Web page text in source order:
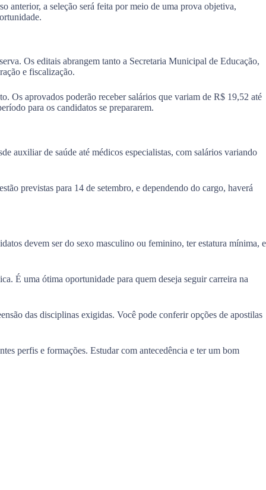
anterior, a seleção será feita por meio de uma prova objetiva,
Os editais abrangem tanto a Secretaria Municipal de Educação,
e fiscalização.
Os aprovados poderão receber salários que variam de R$ 19,52 até
para os candidatos se prepararem.
auxiliar de saúde até médicos especialistas, com salários variando
previstas para 14 de setembro, e dependendo do cargo, haverá
devem ser do sexo masculino ou feminino, ter estatura mínima, e
É uma ótima oportunidade para quem deseja seguir carreira na
das disciplinas exigidas. Você pode conferir opções de apostilas
perfis e formações. Estudar com antecedência e ter um bom